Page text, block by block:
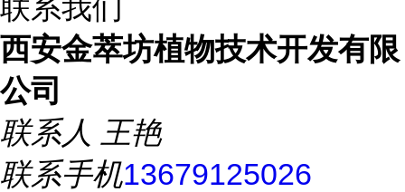
联系我们
西安金萃坊植物技术开发有限
公司
联系人 王艳
联系手机13679125026